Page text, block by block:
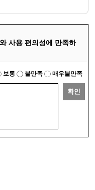
사용 편의성에 만족하
보통 불만족 매우불만족
확인